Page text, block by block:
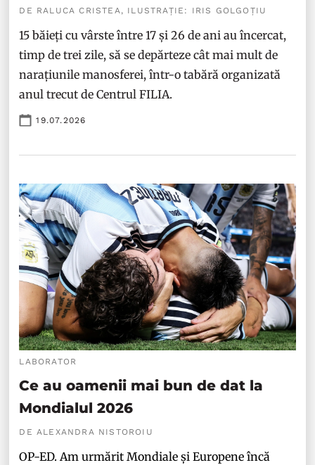
DE RALUCA CRISTEA, ILUSTRAȚIE: IRIS GOLGOȚIU
15 băieți cu vârste între 17 și 26 de ani au încercat,
timp de trei zile, să se depărteze cât mai mult de
narațiunile manosferei, într-o tabără organizată
anul trecut de Centrul FILIA.
19.07.2026
LABORATOR
Ce au oamenii mai bun de dat la
Mondialul 2026
DE ALEXANDRA NISTOROIU
OP-ED. Am urmărit Mondiale și Europene încă